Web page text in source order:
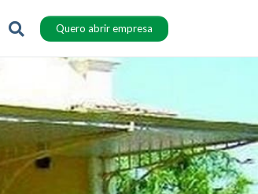
Quero abrir empresa